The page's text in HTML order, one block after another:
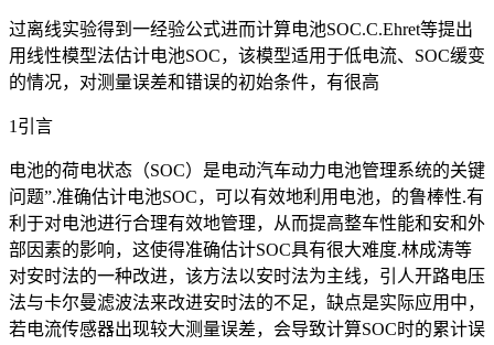
过离线实验得到一经验公式进而计算电池SOC.C.Ehret等提出
用线性模型法估计电池SOC，该模型适用于低电流、SOC缓变
的情况，对测量误差和错误的初始条件，有很高
1引言
电池的荷电状态（SOC）是电动汽车动力电池管理系统的关键
问题”.准确估计电池SOC，可以有效地利用电池，的鲁棒性.有
利于对电池进行合理有效地管理，从而提高整车性能和安和外
部因素的影响，这使得准确估计SOC具有很大难度.林成涛等
对安时法的一种改进，该方法以安时法为主线，引人开路电压
法与卡尔曼滤波法来改进安时法的不足，缺点是实际应用中，
若电流传感器出现较大测量误差，会导致计算SOC时的累计误